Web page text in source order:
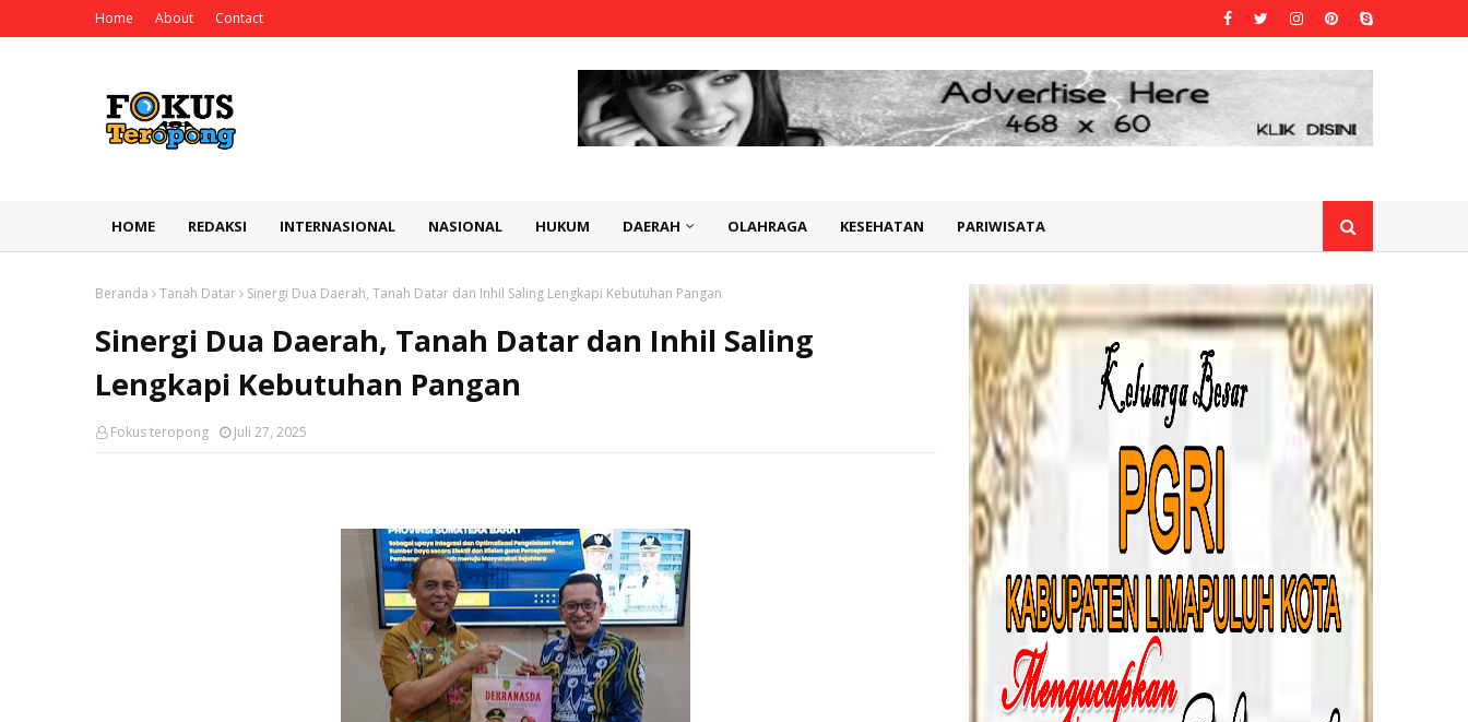
Home About Contact
HOME REDAKSI INTERNASIONAL NASIONAL HUKUM DAERAH OLAHRAGA KESEHATAN PARIWISATA
Beranda Tanah Datar Sinergi Dua Daerah, Tanah Datar dan Inhil Saling Lengkapi Kebutuhan Pangan
Sinergi Dua Daerah, Tanah Datar dan Inhil Saling
Lengkapi Kebutuhan Pangan
Fokus teropong Juli 27, 2025